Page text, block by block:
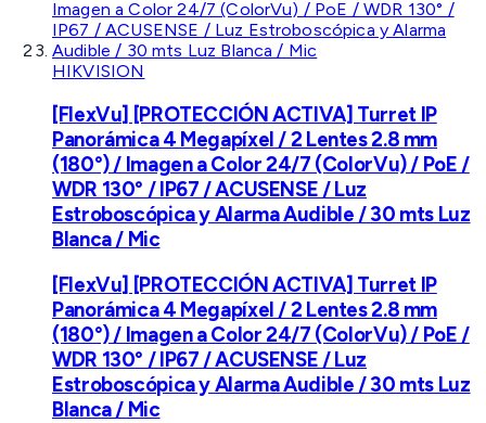
HIKVISION
[FlexVu] [PROTECCIÓN ACTIVA] Turret IP
Panorámica 4 Megapíxel / 2 Lentes 2.8 mm
(180°) / Imagen a Color 24/7 (ColorVu) / PoE /
WDR 130° / IP67 / ACUSENSE / Luz
Estroboscópica y Alarma Audible / 30 mts Luz
Blanca / Mic
[FlexVu] [PROTECCIÓN ACTIVA] Turret IP
Panorámica 4 Megapíxel / 2 Lentes 2.8 mm
(180°) / Imagen a Color 24/7 (ColorVu) / PoE /
WDR 130° / IP67 / ACUSENSE / Luz
Estroboscópica y Alarma Audible / 30 mts Luz
Blanca / Mic